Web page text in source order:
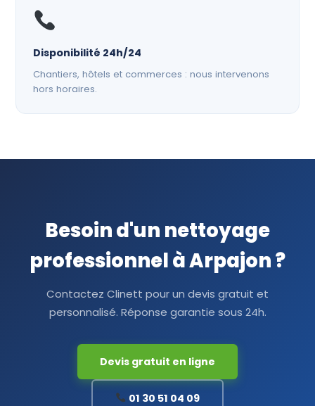
Disponibilité 24h/24
Chantiers, hôtels et commerces : nous intervenons
hors horaires.
Besoin d'un nettoyage
professionnel à Arpajon ?
Contactez Clinett pour un devis gratuit et
personnalisé. Réponse garantie sous 24h.
Devis gratuit en ligne
01 30 51 04 09